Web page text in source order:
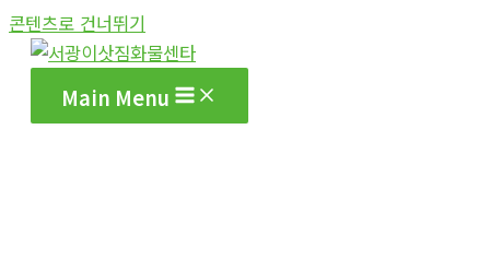
콘텐츠로 건너뛰기
Main Menu